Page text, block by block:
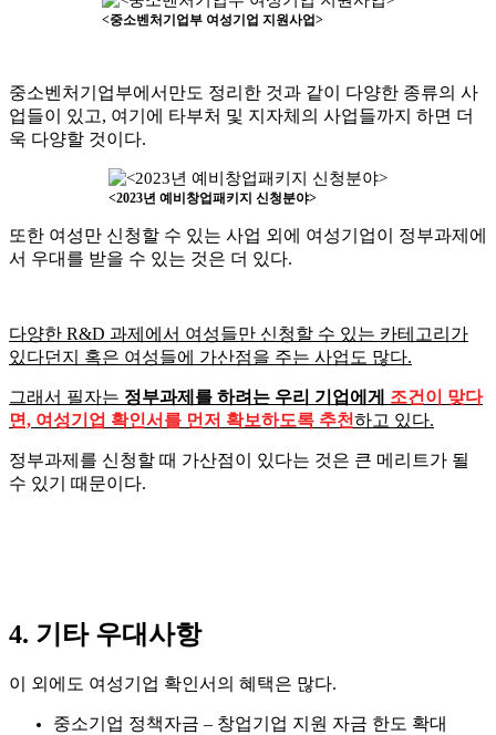
<중소벤처기업부 여성기업 지원사업>
중소벤처기업부에서만도 정리한 것과 같이 다양한 종류의 사
업들이 있고, 여기에 타부처 및 지자체의 사업들까지 하면 더
욱 다양할 것이다.
<2023년 예비창업패키지 신청분야>
또한 여성만 신청할 수 있는 사업 외에 여성기업이 정부과제에
서 우대를 받을 수 있는 것은 더 있다.
다양한 R&D 과제에서 여성들만 신청할 수 있는 카테고리가
있다던지 혹은 여성들에 가산점을 주는 사업도 많다.
그래서 필자는 정부과제를 하려는 우리 기업에게
조건이 맞다
면, 여성기업 확인서를 먼저 확보하도록 추천하고 있다.
정부과제를 신청할 때 가산점이 있다는 것은 큰 메리트가 될
수 있기 때문이다.
4. 기타 우대사항
이 외에도 여성기업 확인서의 혜택은 많다.
중소기업 정책자금 – 창업기업 지원 자금 한도 확대